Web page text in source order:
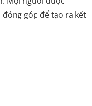
đóng góp để tạo ra kết